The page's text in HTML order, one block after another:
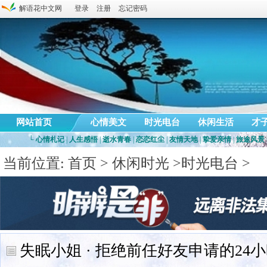
登录 注册 忘记密码
解语花中文网
心情美文 时光电台 休闲生活 才
网站首页
└心情札记 人生感悟 |逝水青春 恋恋红尘 友情天地 挚爱亲情 |旅途风景
当前位置: 首页 > 休闲时光 >时光电台 >
失眠小姐 · 拒绝前任好友申请的24